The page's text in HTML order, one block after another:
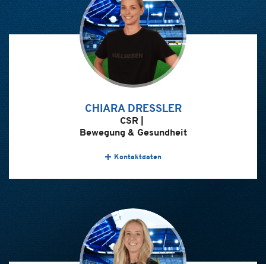
CHIARA DRESSLER
CSR |
Bewegung & Gesundheit
Kontaktdaten